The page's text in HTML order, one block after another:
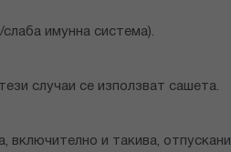
имунна система).
случаи се използват сашета.
и такива,